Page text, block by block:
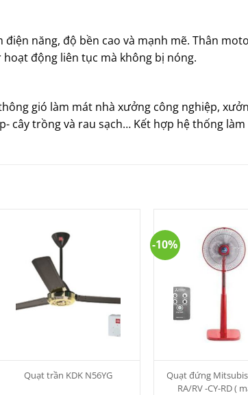
năng, độ bền cao và mạnh mẽ. Thân
động liên tục mà không bị nóng.
gió làm mát nhà xưởng công nghiệp,
cây trồng và rau sạch… Kết hợp hệ thống
Quạt trần KDK N56YG
-10%
Quạt đứng
RA/RV -CY-RD (